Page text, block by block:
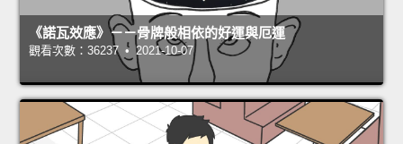
《諾瓦效應》－－骨牌般相依的好運與厄運
觀看次數：36237 • 2021-10-07